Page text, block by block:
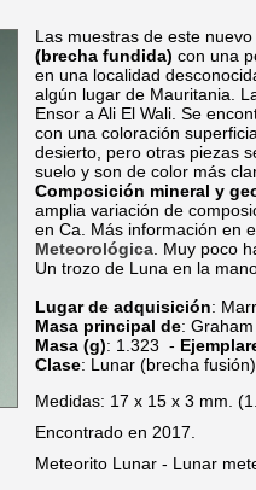
Las muestras de este nuevo
(brecha fundida) con una
en una localidad
algún lugar de Mauritania.
Ensor a Ali El Wali. Se
con una coloración
desierto, pero otras piezas
suelo y son de color más
Composición mineral y
amplia variación de
en Ca. Más información en
Meteorológica . Muy poco
Un trozo de Luna en la
Lugar de adquisición:
Masa principal de:
Masa (g): 1.323 -
Clase: Lunar (brecha fusión)
Medidas: 17 x 15 x 3 mm.
Encontrado en 2017.
Meteorito Lunar - Lunar